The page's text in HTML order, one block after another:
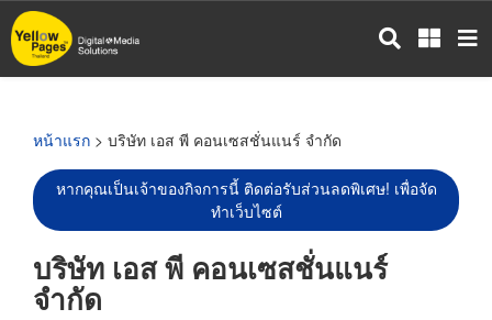
ข้าม
ไป
หน้าแรก > บริษัท เอส พี คอนเซสชั่นแนร์ จำกัด
หากคุณเป็นเจ้าของกิจการนี้ ติดต่อรับส่วนลดพิเศษ! เพื่อจัด
ทำเว็บไซต์
บริษัท เอส พี คอนเซสชั่นแนร์
จำกัด